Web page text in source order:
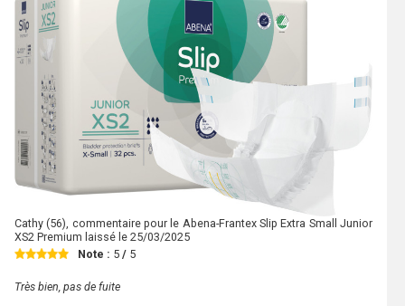
Cathy (56), commentaire pour le Abena-Frantex Slip Extra Small Junior
XS2 Premium laissé le 25/03/2025
Note : 5 / 5
Très bien, pas de fuite